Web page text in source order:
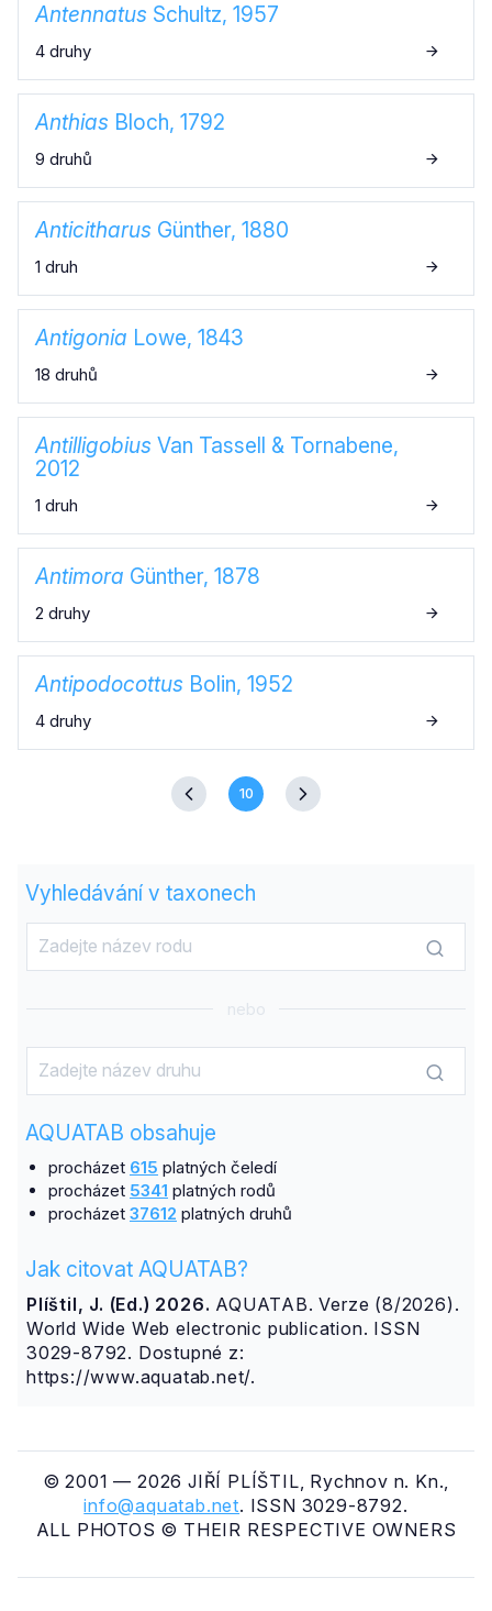
Antennatus Schultz, 1957
4 druhy
Anthias Bloch, 1792
9 druhů
Anticitharus Günther, 1880
1 druh
Antigonia Lowe, 1843
18 druhů
Antilligobius Van Tassell & Tornabene,
2012
1 druh
Antimora Günther, 1878
2 druhy
Antipodocottus Bolin, 1952
4 druhy
10
Vyhledávání v taxonech
nebo
AQUATAB obsahuje
procházet 615 platných čeledí
procházet 5341 platných rodů
procházet 37612 platných druhů
Jak citovat AQUATAB?
Plíštil, J. (Ed.) 2026. AQUATAB. Verze (8/2026).
World Wide Web electronic publication. ISSN
3029-8792. Dostupné z:
https://www.aquatab.net/.
© 2001 — 2026 JIŘÍ PLÍŠTIL, Rychnov n. Kn.,
info@aquatab.net. ISSN 3029-8792.
ALL PHOTOS © THEIR RESPECTIVE OWNERS